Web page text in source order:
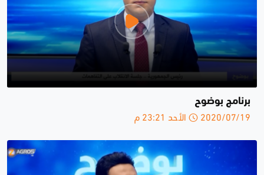
برنامج بوضوح
2020/07/19 الأحد 23:21 م